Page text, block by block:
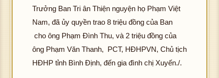
Trưởng Ban Tri ân Thiện nguyện họ Phạm Việt
Nam, đã ủy quyền trao 8 triệu đồng của Ban
cho ông Phạm Đình Thu, và 2 triệu đồng của
ông Phạm Văn Thanh, PCT, HĐHPVN, Chủ tịch
HĐHP tỉnh Bình Định, đến gia đình chị Xuyến./.